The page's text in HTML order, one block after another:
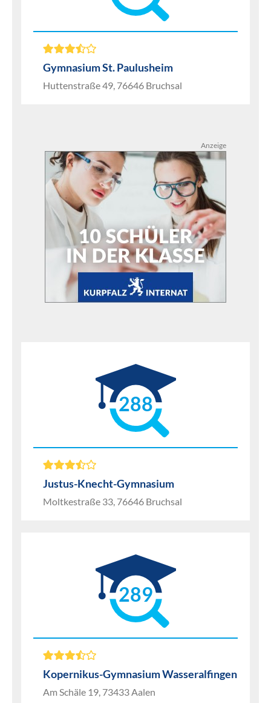
Gymnasium St. Paulusheim
Huttenstraße 49, 76646 Bruchsal
Anzeige
288
Justus-Knecht-Gymnasium
Moltkestraße 33, 76646 Bruchsal
289
Kopernikus-Gymnasium Wasseralfingen
Am Schäle 19, 73433 Aalen